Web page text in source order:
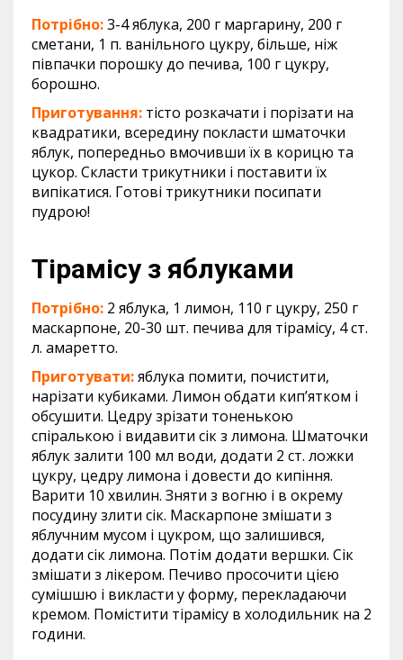
Потрібно:3-4 яблука, 200 г маргарину, 200 г
сметани, 1 п. ванільного цукру, більше, ніж
півпачки порошку до печива, 100 г цукру,
борошно.
Приготування: тісто розкачати і порізати на
квадратики, всередину покласти шматочки
яблук, попередньо вмочивши їх в корицю та
цукор. Скласти трикутники і поставити їх
випікатися. Готові трикутники посипати
пудрою!
Тірамісу з яблуками
Потрібно: 2 яблука, 1 лимон, 110 г цукру, 250 г
маскарпоне, 20-30 шт. печива для тірамісу, 4 ст.
л. амаретто.
Приготувати:яблука помити, почистити,
нарізати кубиками. Лимон обдати кип’ятком і
обсушити. Цедру зрізати тоненькою
спіралькою і видавити сік з лимона. Шматочки
яблук залити 100 мл води, додати 2 ст. ложки
цукру, цедру лимона і довести до кипіння.
Варити 10 хвилин. Зняти з вогню і в окрему
посудину злити сік. Маскарпоне змішати з
яблучним мусом і цукром, що залишився,
додати сік лимона. Потім додати вершки. Сік
змішати з лікером. Печиво просочити цією
сумішшю і викласти у форму, перекладаючи
кремом. Помістити тірамісу в холодильник на 2
години.